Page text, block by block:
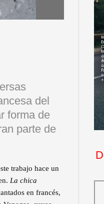
del
forma de
parte de
trabajo hace un
La chica
en francés,